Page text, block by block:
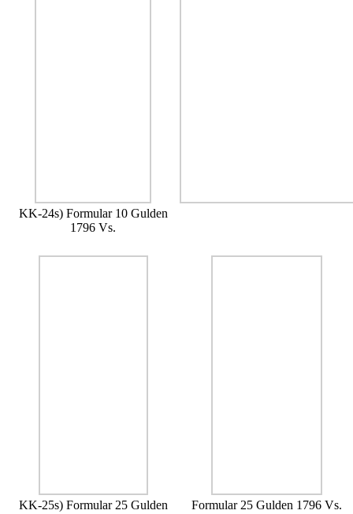
KK-24s) Formular 10 Gulden
1796 Vs.
KK-25s) Formular 25 Gulden
Formular 25 Gulden 1796 Vs.